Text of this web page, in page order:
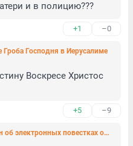
и в полицию???
+1 –0
Господня в Иерусалиме
Воскресе Христос
+5 –9
Осталось только подписать. Закон об электронных повестках одобрили в Совфеде